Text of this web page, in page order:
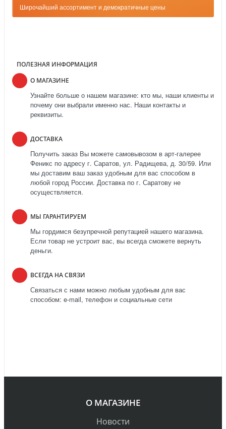
Широчайший ассортимент и демократичные цены
ПОЛЕЗНАЯ ИНФОРМАЦИЯ
О МАГАЗИНЕ
Узнайте больше о нашем магазине: кто мы, наши клиенты и
почему они выбрали именно нас. Наши контакты и
реквизиты.
ДОСТАВКА
Получить заказ Вы можете самовывозом в арт-галерее
Феникс по адресу г. Саратов, ул. Радищева, д. 30/59. Или
мы доставим ваш заказ удобным для вас способом в
любой город России. Доставка по г. Саратову не
осуществляется.
МЫ ГАРАНТИРУЕМ
Мы гордимся безупречной репутацией нашего магазина.
Если товар не устроит вас, вы всегда сможете вернуть
деньги.
ВСЕГДА НА СВЯЗИ
Связаться с нами можно любым удобным для вас
способом: e-mail, телефон и социальные сети
О МАГАЗИНЕ
Новости